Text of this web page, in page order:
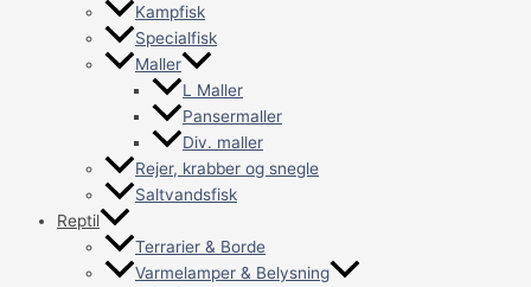
Kampfisk
Specialfisk
Maller
L Maller
Pansermaller
Div. maller
Rejer, krabber og snegle
Saltvandsfisk
Reptil
Terrarier & Borde
Varmelamper & Belysning